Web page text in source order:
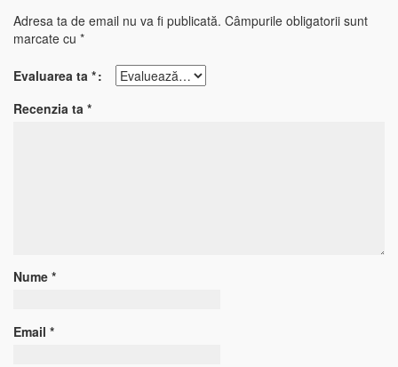
Adresa ta de email nu va fi publicată. Câmpurile obligatorii sunt
marcate cu *
Evaluarea ta *
Recenzia ta *
Nume *
Email *